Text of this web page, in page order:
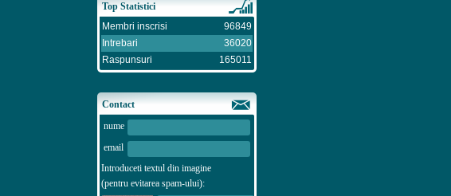
Top Statistici
Membri inscrisi
96849
Intrebari
36020
Raspunsuri
165011
Contact
nume
email
Introduceti textul din imagine
(pentru evitarea spam-ului):